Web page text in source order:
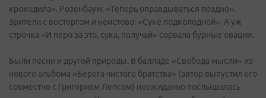
крокодила». Розенбаум: «Теперь оправдываться поздно».
Зрители с восторгом и неистово: «Суке подколодной». А уж
строчка «И перо за это, сука, получай» сорвала бурные овации.
Были песни и другой природы. В балладе «Свобода мысли» из
нового альбома «Берега чистого братства» (автор выпустил его
совместно с Григорием Лепсом) неожиданно послышалась